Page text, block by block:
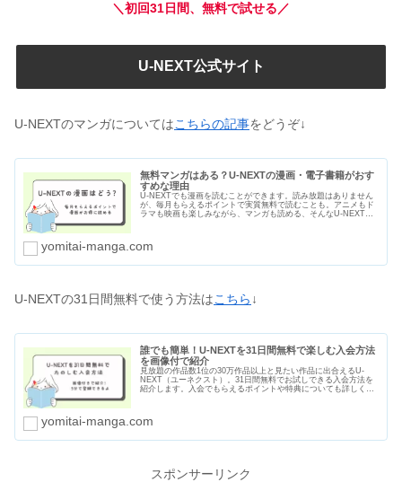
＼初回31日間、無料で試せる／
U-NEXT公式サイト
U-NEXTのマンガについてはこちらの記事をどうぞ↓
無料マンガはある？U-NEXTの漫画・電子書籍がおす
すめな理由
U-NEXTでも漫画を読むことができます。読み放題はありません
が、毎月もらえるポイントで実質無料で読むことも。アニメもド
ラマも映画も楽しみながら、マンガも読める、そんなU-NEXTが
yomitai-manga.com
U-NEXTの31日間無料で使う方法はこちら ↓
誰でも簡単！U-NEXTを31日間無料で楽しむ入会方法
を画像付で紹介
見放題の作品数1位の30万作品以上と見たい作品に出合えるU-
NEXT（ユーネクスト）。31日間無料でお試しできる入会方法を
紹介します。入会でもらえるポイントや特典についても詳しく紹
yomitai-manga.com
スポンサーリンク